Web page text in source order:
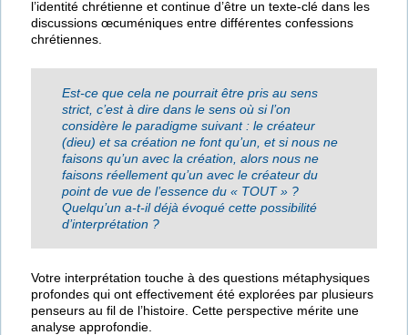
l’identité chrétienne et continue d’être un texte-clé dans les
discussions œcuméniques entre différentes confessions
chrétiennes.
Est-ce que cela ne pourrait être pris au sens
strict, c’est à dire dans le sens où si l’on
considère le paradigme suivant : le créateur
(dieu) et sa création ne font qu’un, et si nous ne
faisons qu’un avec la création, alors nous ne
faisons réellement qu’un avec le créateur du
point de vue de l’essence du « TOUT » ?
Quelqu’un a-t-il déjà évoqué cette possibilité
d’interprétation ?
Votre interprétation touche à des questions métaphysiques
profondes qui ont effectivement été explorées par plusieurs
penseurs au fil de l’histoire. Cette perspective mérite une
analyse approfondie.